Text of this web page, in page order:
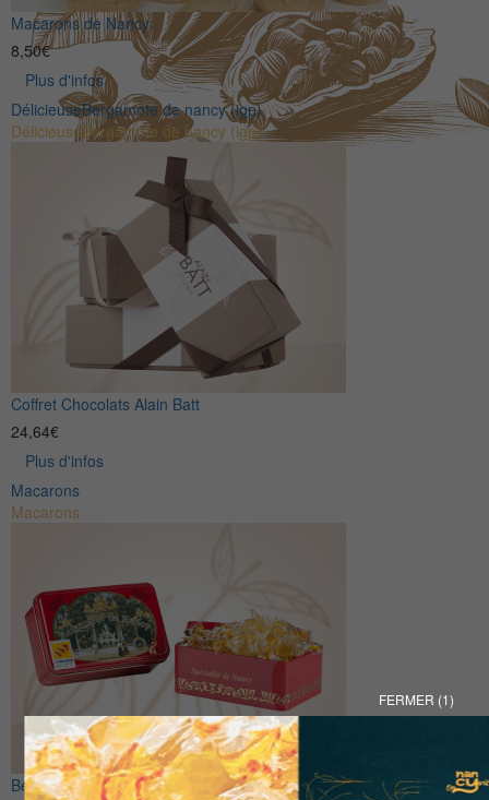
Macarons de Nancy
8,50€
Plus d'infos
DélicieuseBergamote de nancy (igp)
DélicieuseBergamote de nancy (igp)
Coffret Chocolats Alain Batt
24,64€
Plus d'infos
Macarons
Macarons
Bergamote de Nancy (IGP)
FERMER (1)